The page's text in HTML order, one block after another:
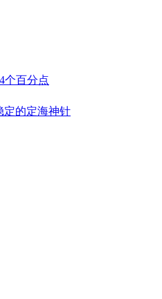
个百分点
定的定海神针